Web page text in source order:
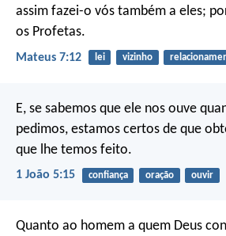
assim fazei-o vós também a eles;
os Profetas.
Mateus 7:12 lei vizinho
E, se sabemos que ele nos ouve
pedimos, estamos certos de que
que lhe temos feito.
1 João 5:15 confiança oração ouvir
Quanto ao homem a quem Deus